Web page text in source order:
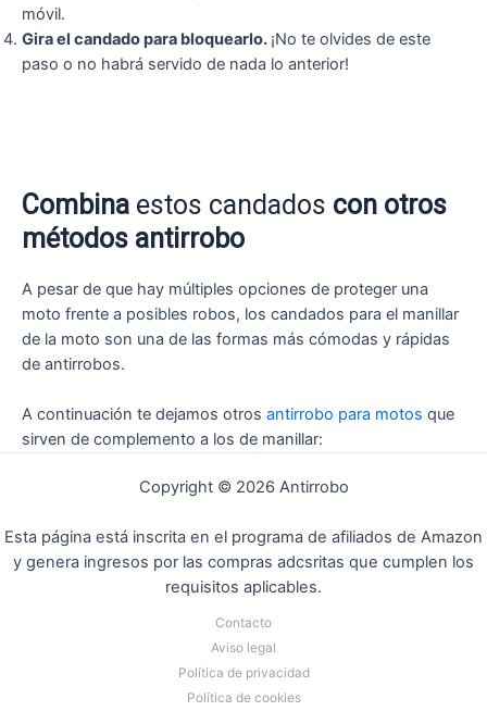
móvil.
Gira el candado para bloquearlo. ¡No te olvides de este
paso o no habrá servido de nada lo anterior!
Combina estos candados con otros
métodos antirrobo
A pesar de que hay múltiples opciones de proteger una
moto frente a posibles robos, los candados para el manillar
de la moto son una de las formas más cómodas y rápidas
de antirrobos.
A continuación te dejamos otros antirrobo para motos que
sirven de complemento a los de manillar:
Copyright © 2026 Antirrobo
Esta página está inscrita en el programa de afiliados de Amazon
y genera ingresos por las compras adcsritas que cumplen los
requisitos aplicables.
Contacto
Aviso legal
Política de privacidad
Política de cookies